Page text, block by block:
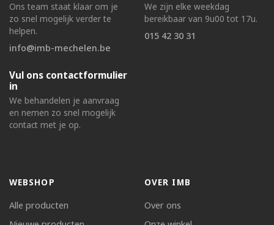
Ons team staat klaar om je
zo snel mogelijk verder te
helpen.
info@imb-mechelen.be
We zijn elke weekdag
bereikbaar van 9u00 tot 17u.
015 42 30 31
Vul ons contactformulier
in
We behandelen je aanvraag
en nemen zo snel mogelijk
contact met je op.
WEBSHOP
Alle producten
OVER IMB
Over ons